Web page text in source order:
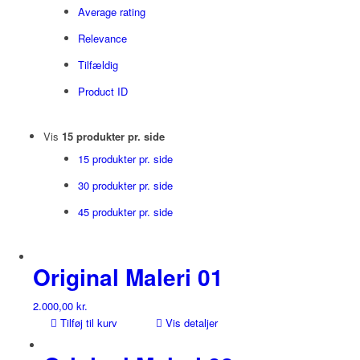
Average rating
Relevance
Tilfældig
Product ID
Vis 15 produkter pr. side
15 produkter pr. side
30 produkter pr. side
45 produkter pr. side
Original Maleri 01
2.000,00 kr.
Tilføj til kurv
Vis detaljer